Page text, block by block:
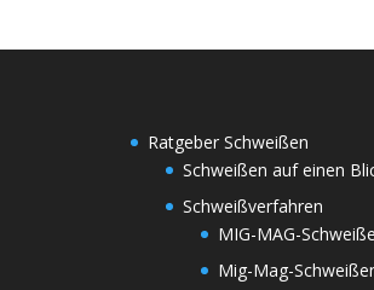
Ratgeber Schweißen
Schweißen auf einen
Schweißverfahren
MIG-MAG-
Mig-Mag-